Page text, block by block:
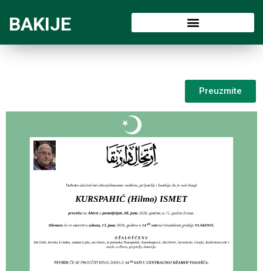
BAKIJE
Preuzmite